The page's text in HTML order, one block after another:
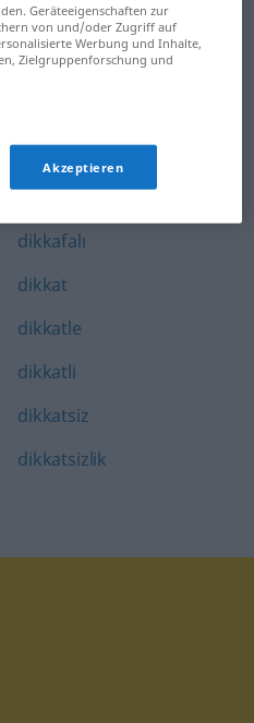
dikizlemek
dikiş
dikişçi
dikkafalı
dikkat
dikkatle
dikkatli
dikkatsiz
dikkatsizlik
Geräteeigenschaften zur
von und/oder Zugriff auf
Werbung und Inhalte,
Zielgruppenforschung und
Akzeptieren